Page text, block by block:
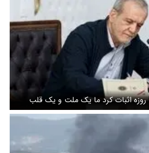
پزشکیان: جنگ ۱۲ روزه اثبات کرد ما یک ملت و یک قلب